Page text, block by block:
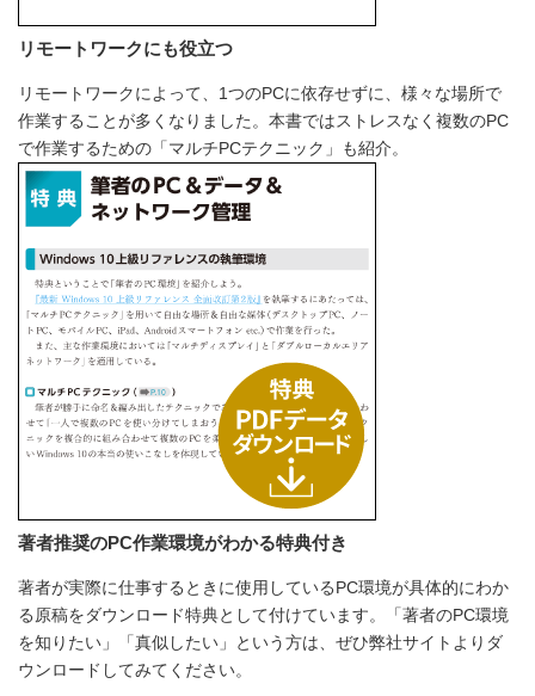
リモートワークにも役立つ
リモートワークによって、1つのPCに依存せずに、様々な場所で
作業することが多くなりました。本書ではストレスなく複数のPC
で作業するための「マルチPCテクニック」も紹介。
著者推奨のPC作業環境がわかる特典付き
著者が実際に仕事するときに使用しているPC環境が具体的にわか
る原稿をダウンロード特典として付けています。「著者のPC環境
を知りたい」「真似したい」という方は、ぜひ弊社サイトよりダ
ウンロードしてみてください。